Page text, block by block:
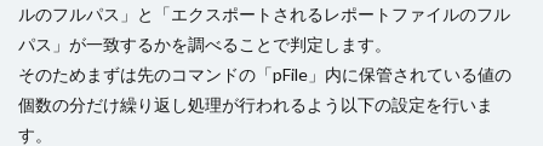
ルのフルパス」と「エクスポートされるレポートファイルのフル
パス」が一致するかを調べることで判定します。
そのためまずは先のコマンドの「pFile」内に保管されている値の
個数の分だけ繰り返し処理が行われるよう以下の設定を行いま
す。